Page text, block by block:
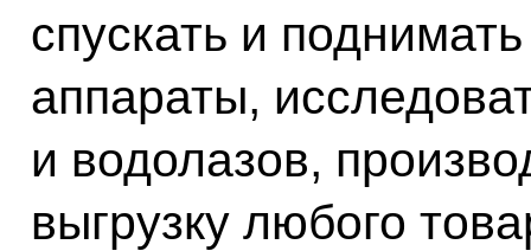
спускать и
аппараты,
и водолазов,
выгрузку любого